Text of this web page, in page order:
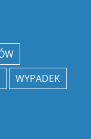
WYPADEK